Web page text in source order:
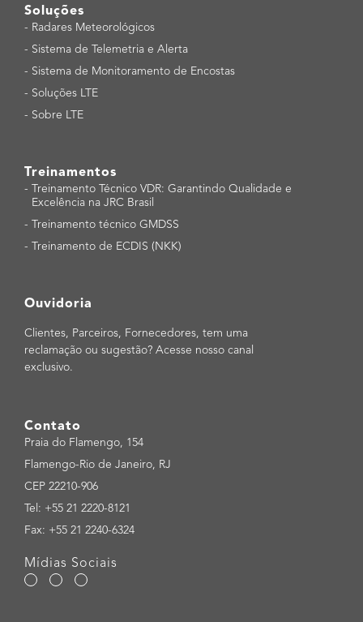
Soluções
- Radares Meteorológicos
- Sistema de Telemetria e Alerta
- Sistema de Monitoramento de Encostas
- Soluções LTE
- Sobre LTE
Treinamentos
- Treinamento Técnico VDR: Garantindo Qualidade e
Excelência na JRC Brasil
- Treinamento técnico GMDSS
- Treinamento de ECDIS (NKK)
Ouvidoria
Clientes, Parceiros, Fornecedores, tem uma
reclamação ou sugestão? Acesse nosso canal
exclusivo.
Contato
Praia do Flamengo, 154
Flamengo-Rio de Janeiro, RJ
CEP 22210-906
Tel: +55 21 2220-8121
Fax: +55 21 2240-6324
Mídias Sociais